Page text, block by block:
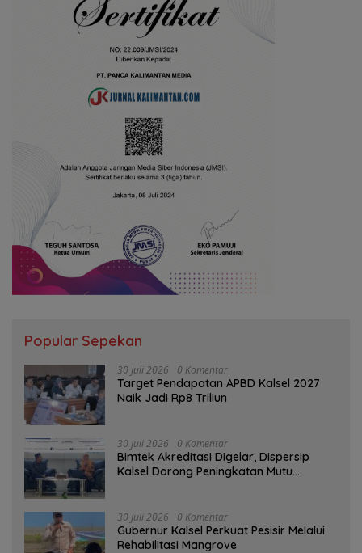
Popular Sepekan
30 Juli 2026 0 Komentar
Target Pendapatan APBD Kalsel 2027
Naik Jadi Rp8 Triliun
30 Juli 2026 0 Komentar
Bimtek Akreditasi Digelar, Dispersip
Kalsel Dorong Peningkatan Mutu
30 Juli 2026 0 Komentar
Gubernur Kalsel Perkuat Pesisir Melalui
Rehabilitasi Mangrove